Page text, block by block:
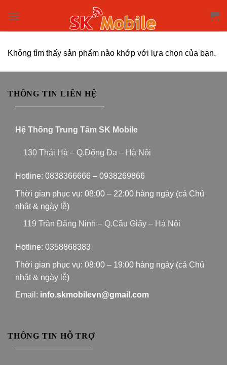
content
Không tìm thấy sản phẩm nào khớp với lựa chọn của bạn.
THÔNG TIN LIÊN HỆ
———————————
Hệ Thống Trung Tâm SK Mobile
130 Thái Hà – Q.Đống Đa – Hà Nội
Hotline: 0838366666 – 0938269866
Thời gian phục vụ: 08:00 – 22:00 hàng ngày (cả Chủ
nhật & ngày lễ)
119 Trần Đăng Ninh – Q.Cầu Giấy – Hà Nội
Hotline: 0358868383
Thời gian phục vụ: 08:00 – 19:00 hàng ngày (cả Chủ
nhật & ngày lễ)
Email: info.skmobilevn@gmail.com
THÔNG TIN HỖ TRỢ
—————————–